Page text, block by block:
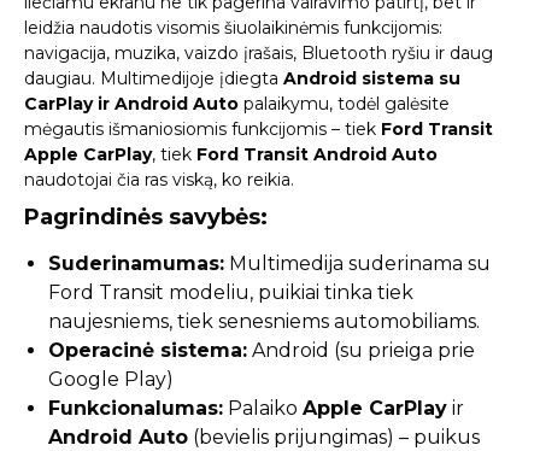
leidžia naudotis visomis šiuolaikinėmis funkcijomis:
navigacija, muzika, vaizdo įrašais, Bluetooth ryšiu ir daug
daugiau. Multimedijoje įdiegta Android sistema su
CarPlay ir Android Auto palaikymu, todėl galėsite
mėgautis išmaniosiomis funkcijomis – tiek Ford Transit
Apple CarPlay, tiek Ford Transit Android Auto
naudotojai čia ras viską, ko reikia.
Pagrindinės savybės:
Suderinamumas: Multimedija suderinama su
Ford Transit modeliu, puikiai tinka tiek
naujesniems, tiek senesniems automobiliams.
Operacinė sistema: Android (su prieiga prie
Google Play)
Funkcionalumas: Palaiko Apple CarPlay ir
Android Auto (bevielis prijungimas) – puikus